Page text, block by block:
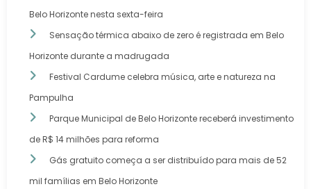
Belo Horizonte nesta sexta-feira
Sensação térmica abaixo de zero é registrada em Belo
Horizonte durante a madrugada
Festival Cardume celebra música, arte e natureza na
Pampulha
Parque Municipal de Belo Horizonte receberá investimento
de R$ 14 milhões para reforma
Gás gratuito começa a ser distribuído para mais de 52
mil famílias em Belo Horizonte